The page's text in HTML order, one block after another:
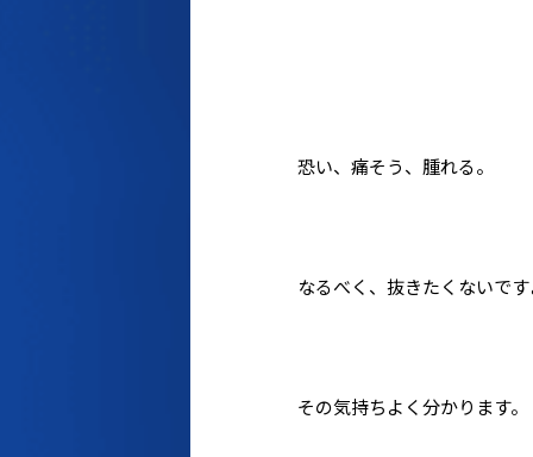
恐い、痛そう、腫れる。
なるべく、抜きたくないで
その気持ちよく分かります。